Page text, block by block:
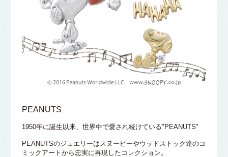
PEANUTS
1950年に誕生以来、世界中で愛され続けている"PEANUTS"
PEANUTSのジュエリーはスヌーピーやウッドストック達のコ
ミックアートから忠実に再現したコレクション。